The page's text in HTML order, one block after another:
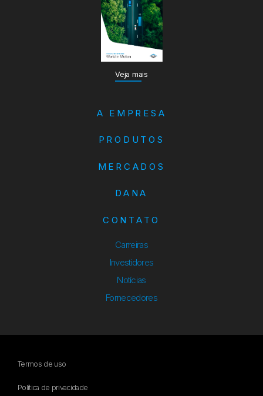
Veja mais
A EMPRESA
PRODUTOS
MERCADOS
DANA
CONTATO
Carreiras
Investidores
Notícias
Fornecedores
Termos de uso
Política de privacidade